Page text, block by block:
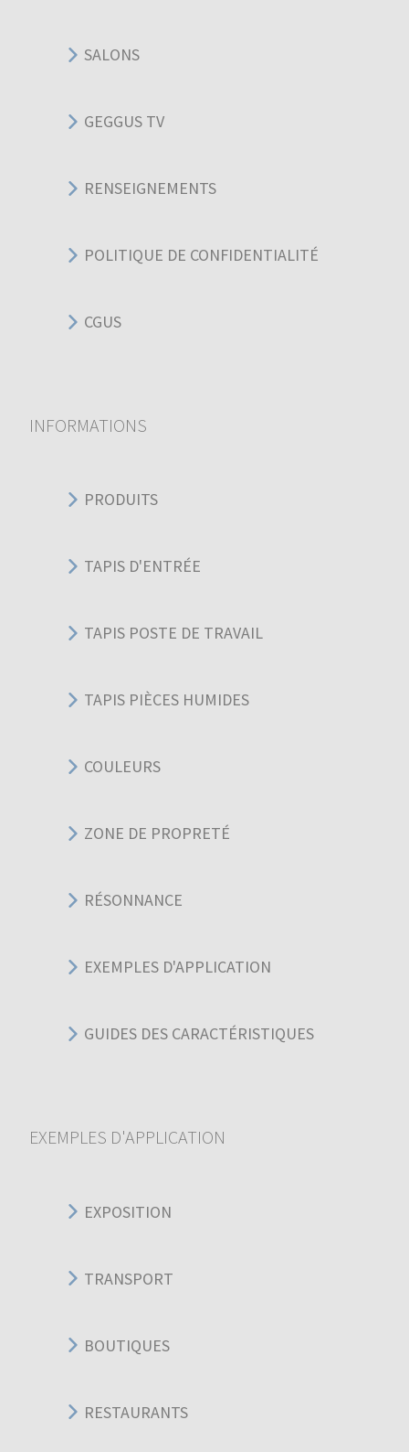
SALONS
GEGGUS TV
RENSEIGNEMENTS
POLITIQUE DE CONFIDENTIALITÉ
CGUS
INFORMATIONS
PRODUITS
TAPIS D'ENTRÉE
TAPIS POSTE DE TRAVAIL
TAPIS PIÈCES HUMIDES
COULEURS
ZONE DE PROPRETÉ
RÉSONNANCE
EXEMPLES D'APPLICATION
GUIDES DES CARACTÉRISTIQUES
EXEMPLES D'APPLICATION
EXPOSITION
TRANSPORT
BOUTIQUES
RESTAURANTS